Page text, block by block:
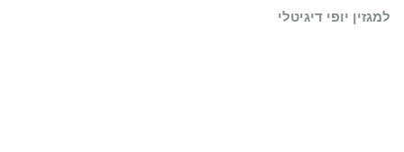
למגזין יופי דיגיטלי